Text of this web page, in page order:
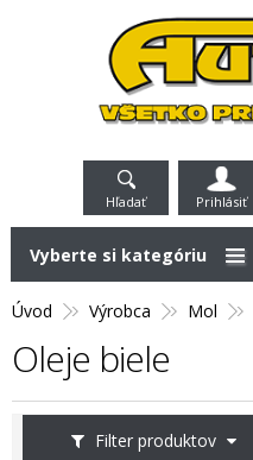
Hľadať Prihlásiť
Úvod Výrobca Mol
Oleje biele
Filter produktov
Vyberte si kategóriu